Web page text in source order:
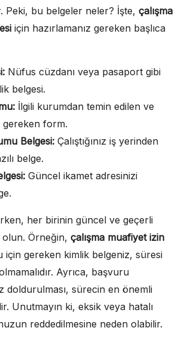
Peki, bu belgeler neler? İşte, çalışma
için hazırlamanız gereken başlıca
Nüfus cüzdanı veya pasaport gibi
belgesi.
İlgili kurumdan temin edilen ve
gereken form.
Belgesi: Çalıştığınız iş yerinden
belge.
Güncel ikamet adresinizi
her birinin güncel ve geçerli
Örneğin, çalışma muafiyet izin
için gereken kimlik belgeniz, süresi
Ayrıca, başvuru
doldurulması, sürecin en önemli
Unutmayın ki, eksik veya hatalı
reddedilmesine neden olabilir.